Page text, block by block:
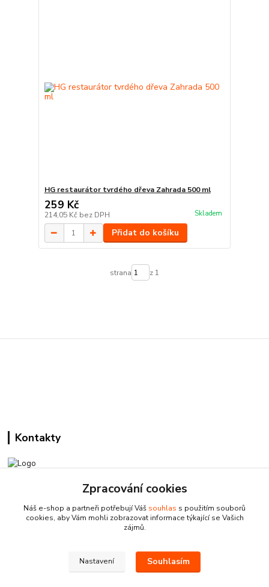
HG restaurátor tvrdého dřeva Zahrada 500 ml
259 Kč
214,05 Kč bez DPH Skladem
Přidat do košíku
strana z 1
Kontakty
Pracovní doba:
+420 224 818 812
Po-Pá: 8:00-18:00 hod.
Zpracování cookies
Náš e-shop a partneři potřebují Váš souhlas s použitím souborů
cookies, aby Vám mohli zobrazovat informace týkající se Vašich
zájmů.
Nastavení Souhlasím